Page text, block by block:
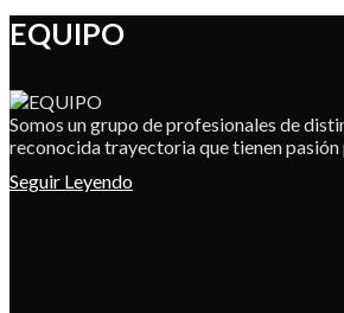
EQUIPO
Somos un grupo de profesionales de
reconocida trayectoria que tienen pasión
Seguir Leyendo